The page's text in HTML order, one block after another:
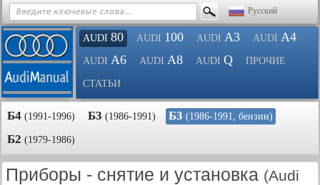
Русский
AUDI 80 AUDI 100 AUDI A3 AUDI A4
AUDI A6 AUDI A8 AUDI Q ПРОЧИЕ
СТАТЬИ
Б4 (1991-1996) Б3 (1986-1991) Б3 (1986-1991, бензин)
Б2 (1979-1986)
Приборы - снятие и установка (Audi